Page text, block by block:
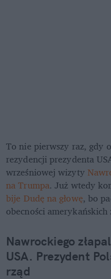
To nie pierwszy raz, gdy
rezydencji prezydenta
wrześniowej wizyty
na Trumpa. Już wtedy
bije Dudę na głowę, bo
obecności amerykańskich
Nawrockiego
USA. Prezydent
rząd